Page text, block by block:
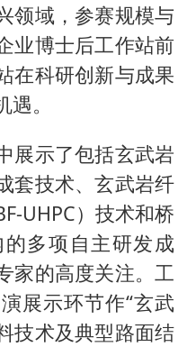
领域，参赛规模与
业博士后工作站前
在科研创新与成果
。
展示了包括玄武岩
套技术、玄武岩纤
UHPC）技术和桥
多项自主研发成
家的高度关注。工
展示环节作“玄武
技术及典型路面结